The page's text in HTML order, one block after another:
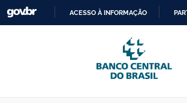
Skip to main content
PARA
O
CONTEÚDO
ACESSO À INFORMAÇÃO